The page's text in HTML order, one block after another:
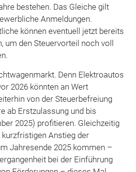
bestehen. Das Gleiche gilt
Anmeldungen.
können eventuell jetzt bereits
um den Steuervorteil noch voll
Denn Elektroautos
2026 könnten an Wert
von der Steuerbefreiung
ab Erstzulassung und bis
2025) profitieren. Gleichzeitig
Anstieg der
Jahresende 2025 kommen –
bei der Einführung